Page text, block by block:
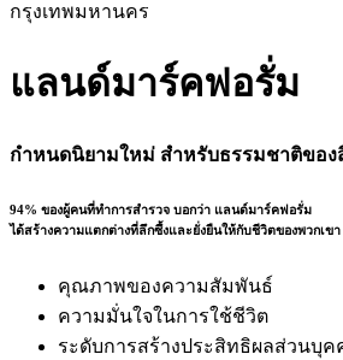
กรุงเทพมหานคร
แลนด์มาร์คฟอรั่ม
กำหนดนิยามใหม่ สำหรับธรรมชาติของ
94% ของผู้คนที่ทำการสำรวจ บอกว่า แลนด์มาร์คฟอรั่ม
ได้สร้างความแตกต่างที่ลึกซึ้งและยั่งยืนให้กับชีวิตของพวกเข
คุณภาพของความสัมพันธ์
ความมั่นใจในการใช้ชีวิต
ระดับการสร้างประสิทธิผลส่วนบุค